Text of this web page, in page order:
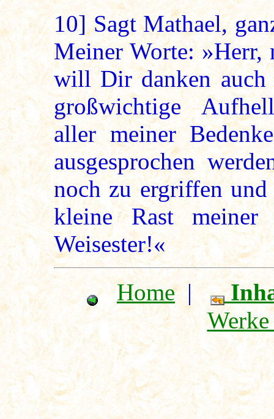
10]Sagt Mathael,
Meiner Worte: »Herr,
will Dir danken
großwichtige
aller meiner
ausgesprochen
noch zu ergriffen
kleine Rast
Weisester!«
Home|